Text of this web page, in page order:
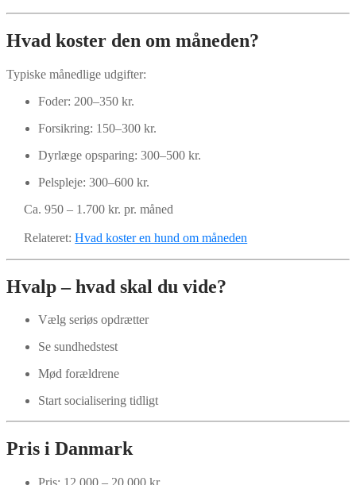
Hvad koster den om måneden?
Typiske månedlige udgifter:
Foder: 200–350 kr.
Forsikring: 150–300 kr.
Dyrlæge opsparing: 300–500 kr.
Pelspleje: 300–600 kr.
Ca. 950 – 1.700 kr. pr. måned
Relateret:Hvad koster en hund om måneden
Hvalp – hvad skal du vide?
Vælg seriøs opdrætter
Se sundhedstest
Mød forældrene
Start socialisering tidligt
Pris i Danmark